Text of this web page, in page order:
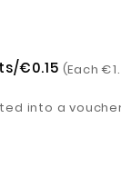
€0.15 (Each
into a